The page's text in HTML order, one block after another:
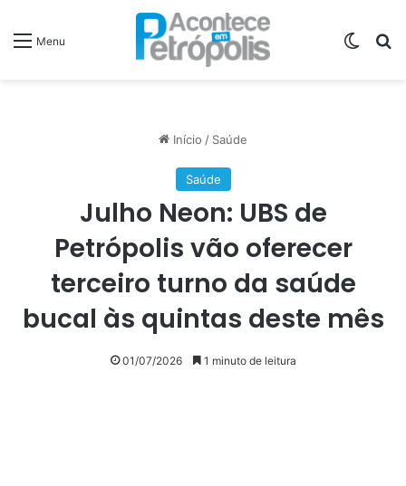
Menu
Início / Saúde
Saúde
Julho Neon: UBS de
Petrópolis vão oferecer
terceiro turno da saúde
bucal às quintas deste mês
01/07/2026 1 minuto de leitura